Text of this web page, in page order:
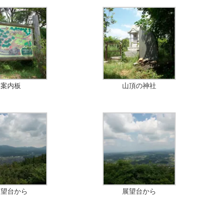
案内板 山頂の神社
台から 展望台から